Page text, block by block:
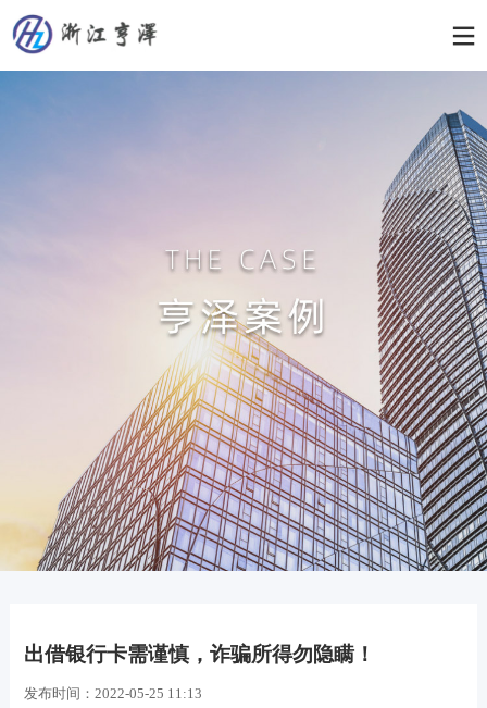
出借银行卡需谨慎，诈骗所得勿隐瞒！
发布时间：2022-05-25 11:13